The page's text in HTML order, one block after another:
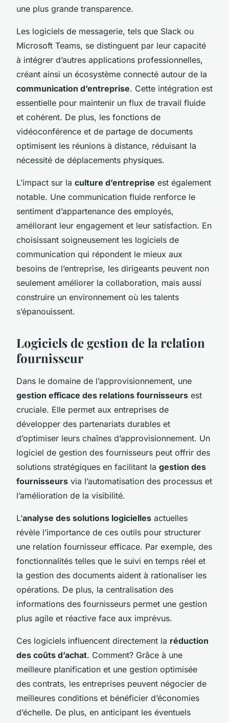
une plus grande transparence.
Les logiciels de messagerie, tels que Slack ou
Microsoft Teams, se distinguent par leur capacité
à intégrer d’autres applications professionnelles,
créant ainsi un écosystème connecté autour de la
communication d’entreprise. Cette intégration est
essentielle pour maintenir un flux de travail fluide
et cohérent. De plus, les fonctions de
vidéoconférence et de partage de documents
optimisent les réunions à distance, réduisant la
nécessité de déplacements physiques.
L’impact sur la culture d’entreprise est également
notable. Une communication fluide renforce le
sentiment d’appartenance des employés,
améliorant leur engagement et leur satisfaction. En
choisissant soigneusement les logiciels de
communication qui répondent le mieux aux
besoins de l’entreprise, les dirigeants peuvent non
seulement améliorer la collaboration, mais aussi
construire un environnement où les talents
s’épanouissent.
Logiciels de gestion de la relation
fournisseur
Dans le domaine de l’approvisionnement, une
gestion efficace des relations fournisseurs est
cruciale. Elle permet aux entreprises de
développer des partenariats durables et
d’optimiser leurs chaînes d’approvisionnement. Un
logiciel de gestion des fournisseurs peut offrir des
solutions stratégiques en facilitant la gestion des
fournisseurs via l’automatisation des processus et
l’amélioration de la visibilité.
L’analyse des solutions logicielles actuelles
révèle l’importance de ces outils pour structurer
une relation fournisseur efficace. Par exemple, des
fonctionnalités telles que le suivi en temps réel et
la gestion des documents aident à rationaliser les
opérations. De plus, la centralisation des
informations des fournisseurs permet une gestion
plus agile et réactive face aux imprévus.
Ces logiciels influencent directement la réduction
des coûts d’achat. Comment? Grâce à une
meilleure planification et une gestion optimisée
des contrats, les entreprises peuvent négocier de
meilleures conditions et bénéficier d’économies
d’échelle. De plus, en anticipant les éventuels